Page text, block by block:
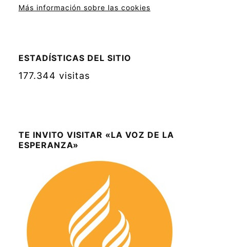
Más información sobre las cookies
ESTADÍSTICAS DEL SITIO
177.344 visitas
TE INVITO VISITAR «LA VOZ DE LA
ESPERANZA»